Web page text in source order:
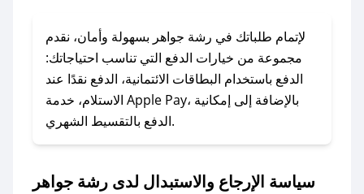
لا تقلق! يمكنك التواصل مع فريق دعم صحصح عبر
الرسائل الخاصة على تويتر أو البريد الإلكتروني،
وسنقوم بحل المشكلة في أسرع وقت ممكن.
### ماذا أفعل إذا لم أجد كود خصم لمتجري
المفضل؟
مراسلتنا مباشرة وسنعمل على توفير الكوبونات في
لإتمام طلباتك في رشة جواهر بسهولة وأمان، نقدم
مجموعة من خيارات الدفع التي تناسب احتياجاتك:
الدفع باستخدام البطاقات الائتمانية، الدفع نقدًا عند
الاستلام، خدمة Apple Pay، بالإضافة إلى إمكانية
الدفع بالتقسيط الشهري.
سياسة الإرجاع والاستبدال لدى رشة جواهر